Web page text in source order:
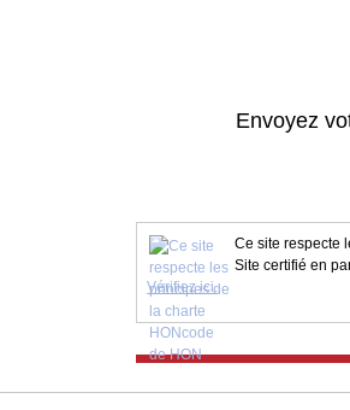
Envoyez
Ce site respecte
Site certifié en
Vérifiez ici.